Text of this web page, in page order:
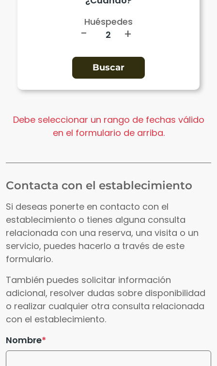
Huéspedes
- +
Debe seleccionar un rango de fechas válido
en el formulario de arriba.
Contacta con el establecimiento
Si deseas ponerte en contacto con el
establecimiento o tienes alguna consulta
relacionada con una reserva, una visita o un
servicio, puedes hacerlo a través de este
formulario.
También puedes solicitar información
adicional, resolver dudas sobre disponibilidad
o realizar cualquier otra consulta relacionada
con el establecimiento.
Nombre